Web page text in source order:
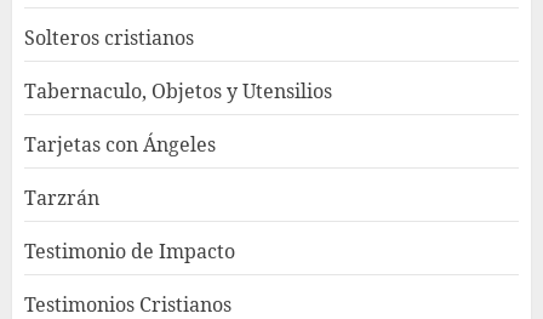
Solteros cristianos
Tabernaculo, Objetos y Utensilios
Tarjetas con Ángeles
Tarzrán
Testimonio de Impacto
Testimonios Cristianos